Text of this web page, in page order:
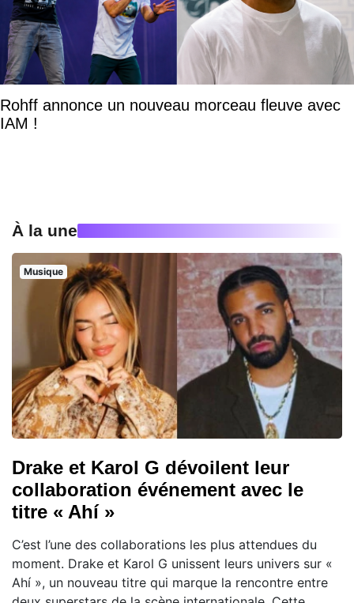
Rohff annonce un nouveau morceau fleuve avec
IAM !
À la une
Musique
Drake et Karol G dévoilent leur
collaboration événement avec le
titre « Ahí »
C’est l’une des collaborations les plus attendues du
moment. Drake et Karol G unissent leurs univers sur «
Ahí », un nouveau titre qui marque la rencontre entre